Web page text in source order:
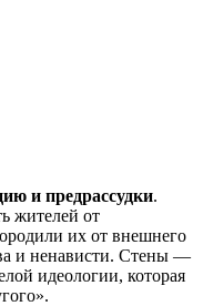
и предрассудки.
жителей от
их от внешнего
и ненависти. Стены —
идеологии, которая